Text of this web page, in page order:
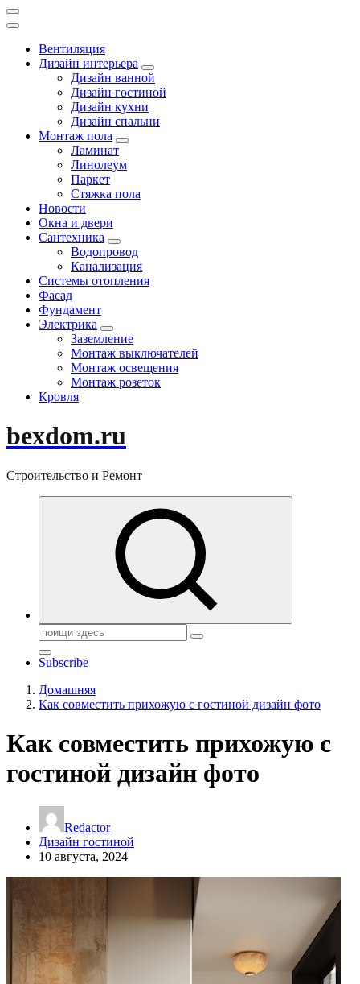
Вентиляция
Дизайн интерьера
Дизайн ванной
Дизайн гостиной
Дизайн кухни
Дизайн спальни
Монтаж пола
Ламинат
Линолеум
Паркет
Стяжка пола
Новости
Окна и двери
Сантехника
Водопровод
Канализация
Системы отопления
Фасад
Фундамент
Электрика
Заземление
Монтаж выключателей
Монтаж освещения
Монтаж розеток
Кровля
bexdom.ru
Строительство и Ремонт
Поиск:
Subscribe
Домашняя
Как совместить прихожую с гостиной дизайн фото
Как совместить прихожую с
гостиной дизайн фото
Redactor
Дизайн гостиной
10 августа, 2024